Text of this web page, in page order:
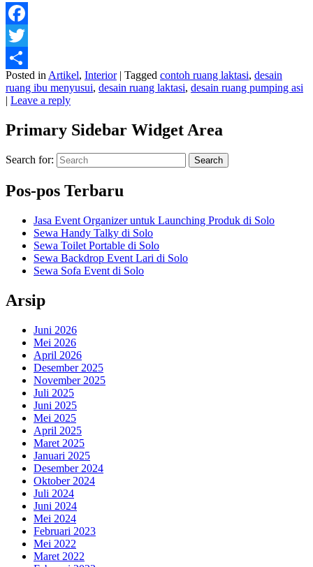
Facebook
Twitter
Share
Posted in Artikel, Interior | Tagged contoh ruang laktasi, desain
ruang ibu menyusui, desain ruang laktasi, desain ruang pumping asi
| Leave a reply
Primary Sidebar Widget Area
Search for: Search
Pos-pos Terbaru
Jasa Event Organizer untuk Launching Produk di Solo
Sewa Handy Talky di Solo
Sewa Toilet Portable di Solo
Sewa Backdrop Event Lari di Solo
Sewa Sofa Event di Solo
Arsip
Juni 2026
Mei 2026
April 2026
Desember 2025
November 2025
Juli 2025
Juni 2025
Mei 2025
April 2025
Maret 2025
Januari 2025
Desember 2024
Oktober 2024
Juli 2024
Juni 2024
Mei 2024
Februari 2023
Mei 2022
Maret 2022